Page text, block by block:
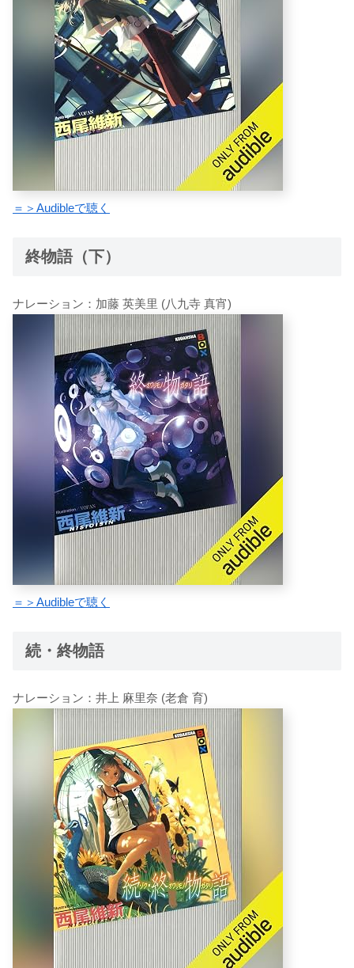
＝＞Audibleで聴く
終物語（下）
ナレーション：加藤 英美里 (八九寺 真宵)
＝＞Audibleで聴く
続・終物語
ナレーション：井上 麻里奈 (老倉 育)